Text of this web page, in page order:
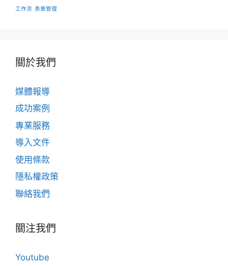
工作流 表單管理
關於我們
媒體報導
成功案例
專業服務
導入文件
使用條款
隱私權政策
聯絡我們
關注我們
Youtube